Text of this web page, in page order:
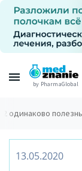
by PharmaGlobal
2 одинаково
13.05.2020